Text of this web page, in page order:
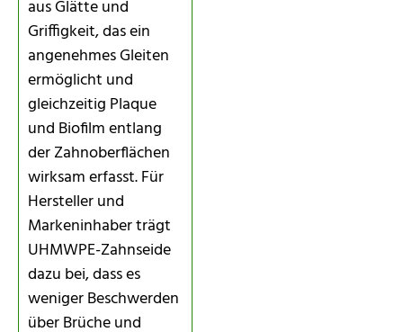
aus Glätte und
Griffigkeit, das ein
angenehmes Gleiten
ermöglicht und
gleichzeitig Plaque
und Biofilm entlang
der Zahnoberflächen
wirksam erfasst. Für
Hersteller und
Markeninhaber trägt
UHMWPE-Zahnseide
dazu bei, dass es
weniger Beschwerden
über Brüche und